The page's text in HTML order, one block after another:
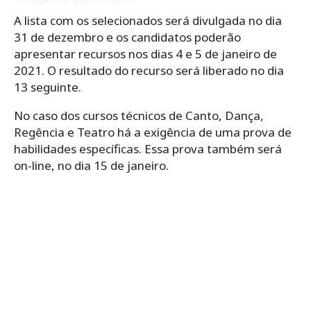
A lista com os selecionados será divulgada no dia
31 de dezembro e os candidatos poderão
apresentar recursos nos dias 4 e 5 de janeiro de
2021. O resultado do recurso será liberado no dia
13 seguinte.
No caso dos cursos técnicos de Canto, Dança,
Regência e Teatro há a exigência de uma prova de
habilidades específicas. Essa prova também será
on-line, no dia 15 de janeiro.